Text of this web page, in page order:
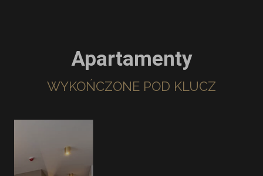
Apartamenty
WYKOŃCZONE POD KLUCZ